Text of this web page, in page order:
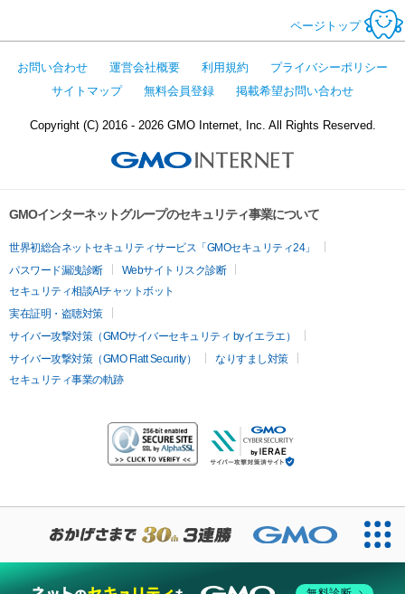
ページトップ
お問い合わせ 運営会社概要 利用規約
プライバシーポリシー
サイトマップ
無料会員登録 掲載希望お問い合わせ
Copyright (C) 2016 - 2026 GMO Internet, Inc. All Rights Reserved.
GMOインターネットグループのセキュリティ事業について
世界初総合ネットセキュリティサービス「GMOセキュリティ24」
パスワード漏洩診断
Webサイトリスク診断
セキュリティ相談AIチャットボット
実在証明・盗聴対策
サイバー攻撃対策（GMOサイバーセキュリティ byイエラエ）
サイバー攻撃対策（GMO Flatt Security）
なりすまし対策
セキュリティ事業の軌跡